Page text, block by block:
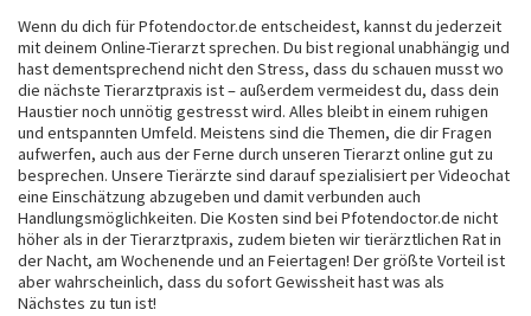
Wenn du dich für Pfotendoctor.de entscheidest, kannst du jederzeit
mit deinem Online-Tierarzt sprechen. Du bist regional unabhängig und
hast dementsprechend nicht den Stress, dass du schauen musst wo
die nächste Tierarztpraxis ist – außerdem vermeidest du, dass dein
Haustier noch unnötig gestresst wird. Alles bleibt in einem ruhigen
und entspannten Umfeld. Meistens sind die Themen, die dir Fragen
aufwerfen, auch aus der Ferne durch unseren Tierarzt online gut zu
besprechen. Unsere Tierärzte sind darauf spezialisiert per Videochat
eine Einschätzung abzugeben und damit verbunden auch
Handlungsmöglichkeiten. Die Kosten sind bei Pfotendoctor.de nicht
höher als in der Tierarztpraxis, zudem bieten wir tierärztlichen Rat in
der Nacht, am Wochenende und an Feiertagen! Der größte Vorteil ist
aber wahrscheinlich, dass du sofort Gewissheit hast was als
Nächstes zu tun ist!